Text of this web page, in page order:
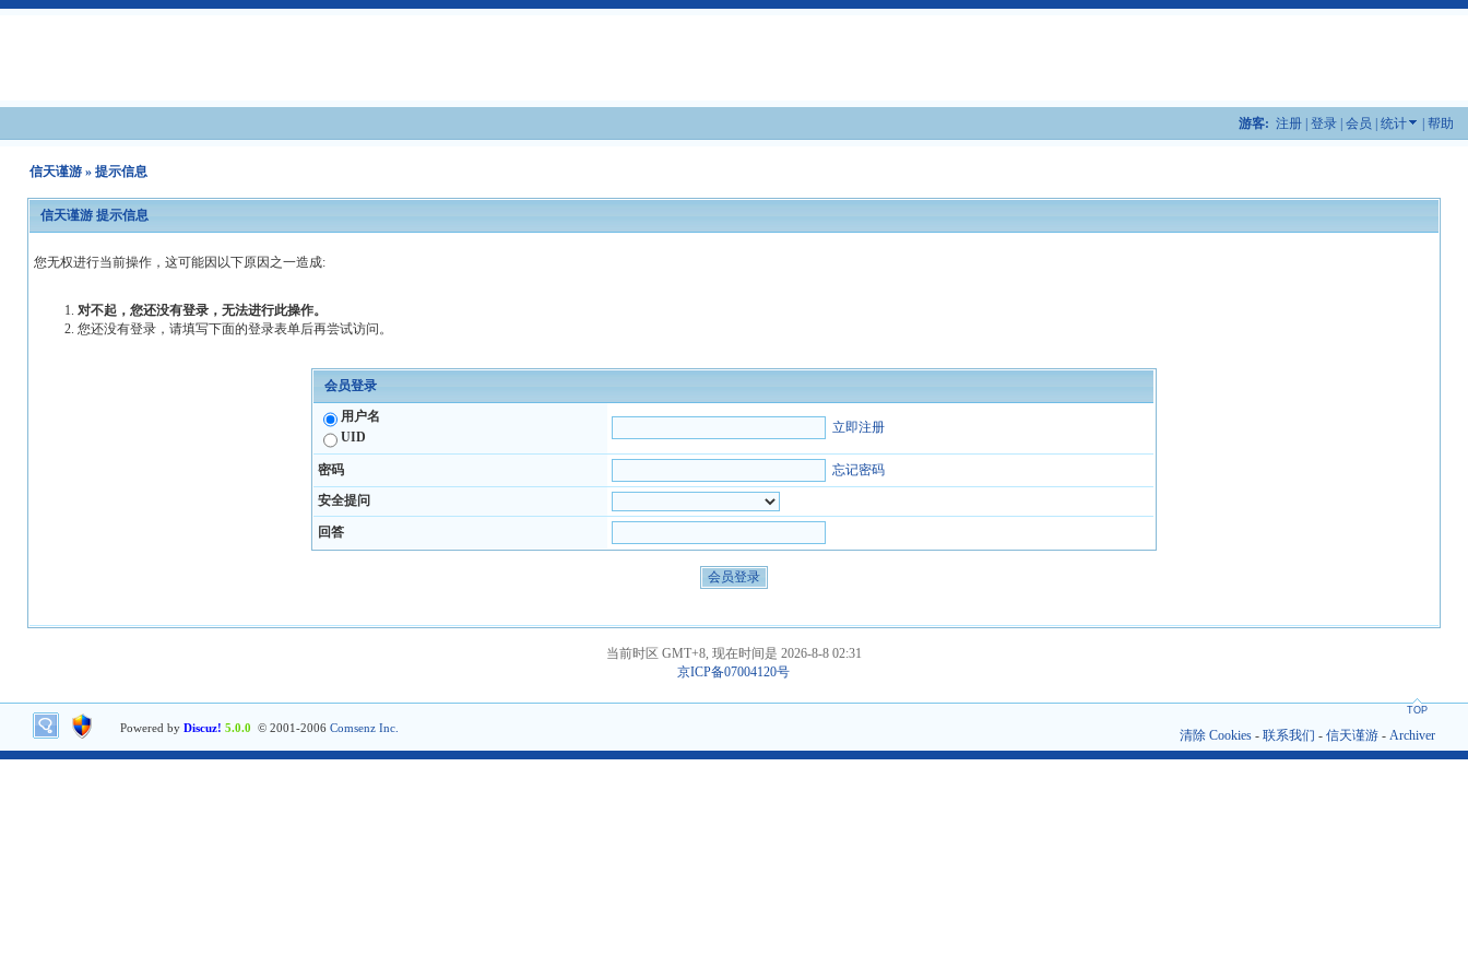
游客: 注册| 登录| 会员 统计 帮助
信天谨游» 提示信息
信天谨游 提示信息
您无权进行当前操作，这可能因以下原因之一造成:
对不起，您还没有登录，无法进行此操作。
您还没有登录，请填写下面的登录表单后再尝试访问。
会员登录
用户名
UID
立即注册
密码
忘记密码
安全提问
回答
当前时区 GMT+8, 现在时间是 2026-8-8 02:31
京ICP备07004120号
Powered by Discuz! 5.0.0 © 2001-2006 Comsenz Inc.
TOP
清除 Cookies - 联系我们 - 信天谨游 - Archiver